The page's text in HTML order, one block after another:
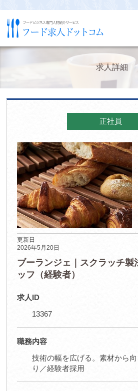
求人詳細
正社員
更新日
2026年5月20日
ブーランジェ｜スクラッチ製
ッフ（経験者）
求人ID
13367
職務内容
技術の幅を広げる。素材から
り／経験者採用